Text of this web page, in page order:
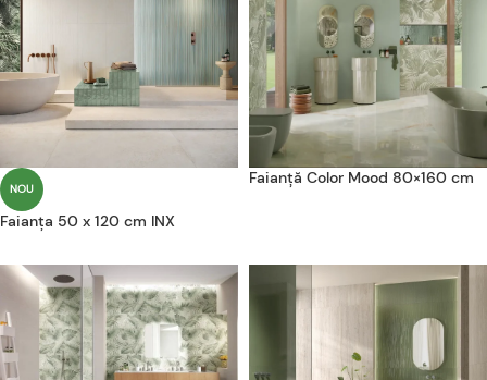
NOU
Faianța 50 x 120 cm INX
Faianță Color Mood 80×160 cm